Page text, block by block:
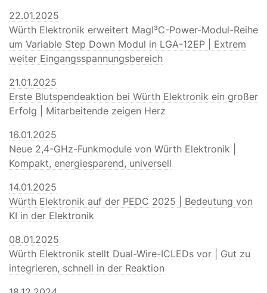
22.01.2025
Würth Elektronik erweitert MagI³C-Power-Modul-Reihe
um Variable Step Down Modul in LGA-12EP | Extrem
weiter Eingangsspannungsbereich
21.01.2025
Erste Blutspendeaktion bei Würth Elektronik ein großer
Erfolg | Mitarbeitende zeigen Herz
16.01.2025
Neue 2,4-GHz-Funkmodule von Würth Elektronik |
Kompakt, energiesparend, universell
14.01.2025
Würth Elektronik auf der PEDC 2025 | Bedeutung von
KI in der Elektronik
08.01.2025
Würth Elektronik stellt Dual-Wire-ICLEDs vor | Gut zu
integrieren, schnell in der Reaktion